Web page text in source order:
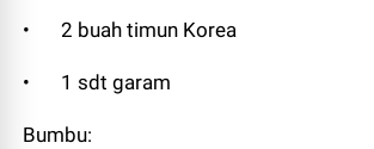
• 2 buah timun Korea
• 1 sdt garam
Bumbu: